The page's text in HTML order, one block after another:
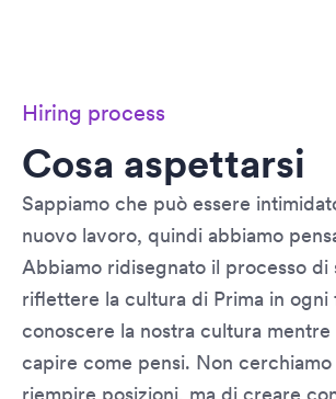
Hiring process
Cosa aspettarsi
Sappiamo che può essere
nuovo lavoro, quindi abbiamo
Abbiamo ridisegnato il processo di
riflettere la cultura di Prima in ogni
conoscere la nostra cultura mentre
capire come pensi. Non cerchiamo
riempire posizioni, ma di creare